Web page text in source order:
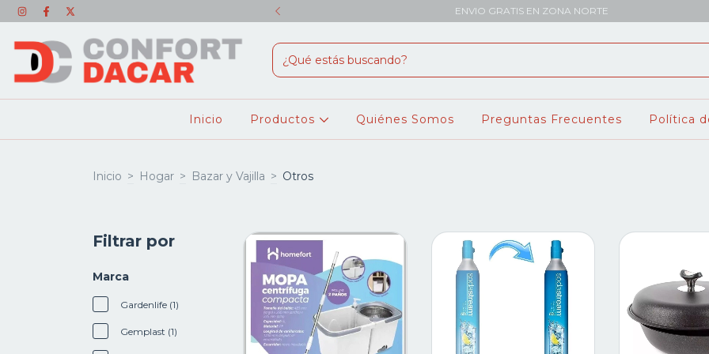
+ ENVÍO GRATIS!! ENVIO GRATIS EN ZONA NORTE
Inicio Productos Quiénes Somos Preguntas Frecuentes Política
Inicio > Hogar > Bazar y Vajilla > Otros
Filtrar por
Marca
Gardenlife (1)
Gemplast (1)